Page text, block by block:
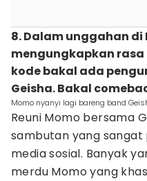
8. Dalam unggahan
mengungkapkan
kode bakal ada
Geisha. Bakal
Momo nyanyi lagi bareng band
Reuni Momo bersama
sambutan yang
media sosial. Banyak
merdu Momo yang